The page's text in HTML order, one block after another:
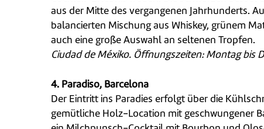
aus der Mitte des vergangenen Jahrhunderts.
balancierten Mischung aus Whiskey, grünem
auch eine große Auswahl an seltenen Tropfen.
Ciudad de Méxiko. Öffnungszeiten: Montag bis
4. Paradiso, Barcelona
Der Eintritt ins Paradies erfolgt über die
gemütliche Holz-Location mit geschwungener